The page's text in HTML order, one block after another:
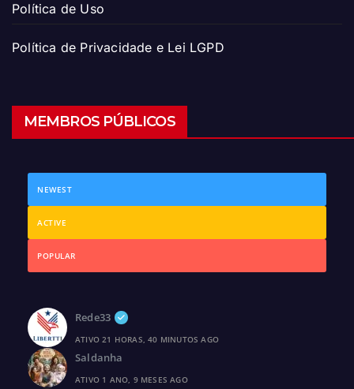
Política de Uso
Política de Privacidade e Lei LGPD
MEMBROS PÚBLICOS
NEWEST
ACTIVE
POPULAR
Rede33
ATIVO 21 HORAS, 40 MINUTOS AGO
Saldanha
ATIVO 1 ANO, 9 MESES AGO